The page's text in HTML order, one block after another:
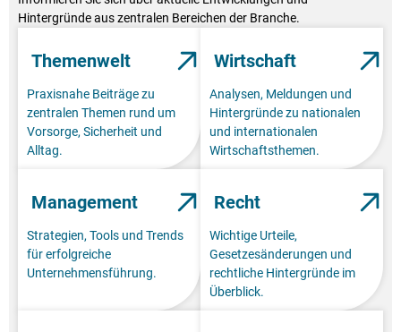
Hintergründe aus zentralen Bereichen der Branche.
Themenwelt
Praxisnahe Beiträge zu
zentralen Themen rund um
Vorsorge, Sicherheit und
Alltag.
Wirtschaft
Analysen, Meldungen und
Hintergründe zu nationalen
und internationalen
Wirtschaftsthemen.
Management
Strategien, Tools und Trends
für erfolgreiche
Unternehmensführung.
Recht
Wichtige Urteile,
Gesetzesänderungen und
rechtliche Hintergründe im
Überblick.